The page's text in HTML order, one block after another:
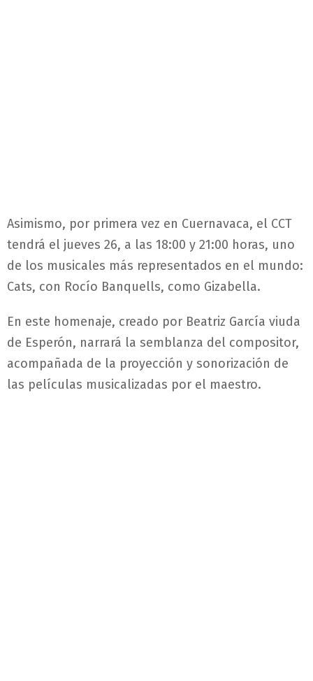
Asimismo, por primera vez en Cuernavaca, el CCT
tendrá el jueves 26, a las 18:00 y 21:00 horas, uno
de los musicales más representados en el mundo:
Cats, con Rocío Banquells, como Gizabella.
En este homenaje, creado por Beatriz García viuda
de Esperón, narrará la semblanza del compositor,
acompañada de la proyección y sonorización de
las películas musicalizadas por el maestro.